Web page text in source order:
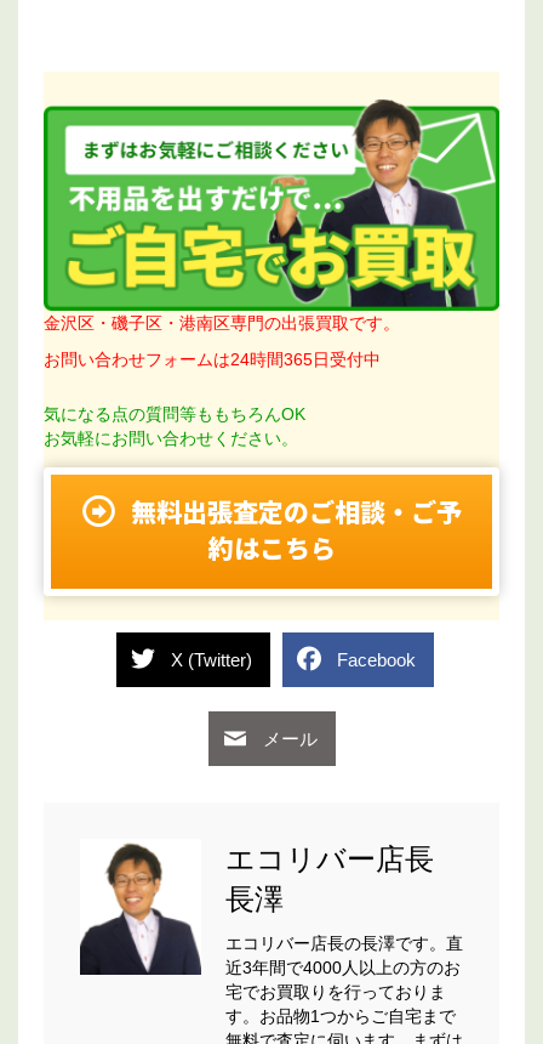
金沢区・磯子区・港南区専門の出張買取です。
お問い合わせフォームは24時間365日受付中
気になる点の質問等ももちろんOK
お気軽にお問い合わせください。
無料出張査定のご相談・ご予
約はこちら
X (Twitter) Facebook
メール
エコリバー店長
長澤
エコリバー店長の長澤です。直
近3年間で4000人以上の方のお
宅でお買取りを行っておりま
す。お品物1つからご自宅まで